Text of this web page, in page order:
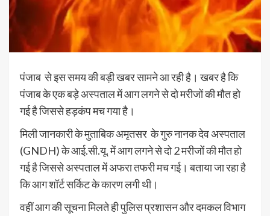
पंजाब से इस समय की बड़ी खबर सामने आ रही है। खबर है कि
पंजाब के एक बड़े अस्पताल में आग लगने से दो मरीजों की मौत हो
गई है जिससे हड़कंप मच गया है।
मिली जानकारी के मुताबिक अमृतसर के गुरु नानक देव अस्पताल
(GNDH) के आई.सी.यू. में आग लगने से दो 2 मरीजों की मौत हो
गई है जिससे अस्पताल में अफरा तफरी मच गई। बताया जा रहा है
कि आग शॉर्ट सर्किट के कारण लगी थी।
वहीं आग की सूचना मिलते ही पुलिस प्रशासन और दमकल विभाग